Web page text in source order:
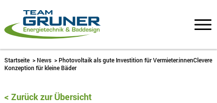
Startseite > News > Photovoltaik als gute Investition für Vermieter:innenClevere
Konzeption für kleine Bäder
Zurück zur Übersicht